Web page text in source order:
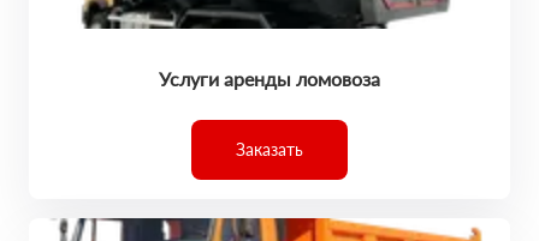
Услуги аренды ломовоза
Заказать